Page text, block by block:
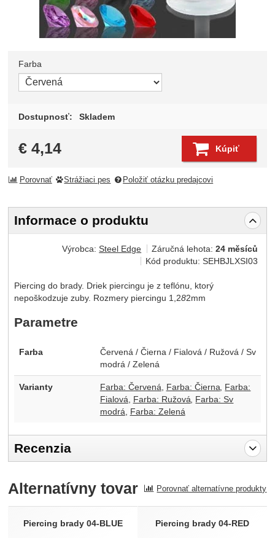
Zvoľte variant
Farba
Dostupnosť: Skladem
€ 4,14 Kúpiť
Porovnať Strážiaci pes Položiť otázku predajcovi
Informace o produktu
Výrobca:Steel Edge Záručná lehota:24 měsíců
Kód produktu:SEHBJLXSI03
Piercing do brady. Driek piercingu je z teflónu, ktorý
nepoškodzuje zuby. Rozmery piercingu 1,282mm
Parametre
Farba
Červená / Čierna / Fialová / Ružová / Sv
modrá / Zelená
Varianty Farba: Červená Farba: Čierna Farba:
Fialová
Farba: Ružová Farba: Sv
modrá
Farba: Zelená
Recenzia
Recenzia
Alternatívny tovar Porovnať alternatívne produkty
Piercing brady 04-BLUE Piercing brady 04-RED